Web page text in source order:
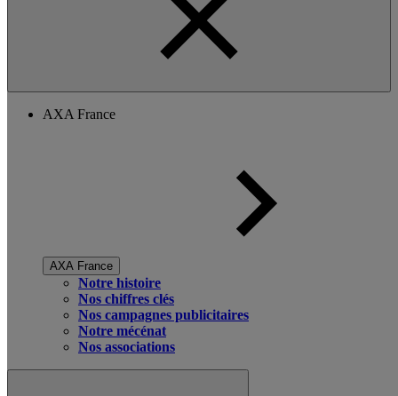
AXA France
AXA France
Notre histoire
Nos chiffres clés
Nos campagnes publicitaires
Notre mécénat
Nos associations